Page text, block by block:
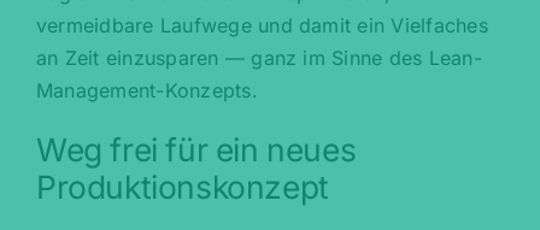
vermeidbare Laufwege und damit ein Vielfaches
an Zeit einzusparen — ganz im Sinne des Lean-
Management-Konzepts.
Weg frei für ein neues
Produktionskonzept